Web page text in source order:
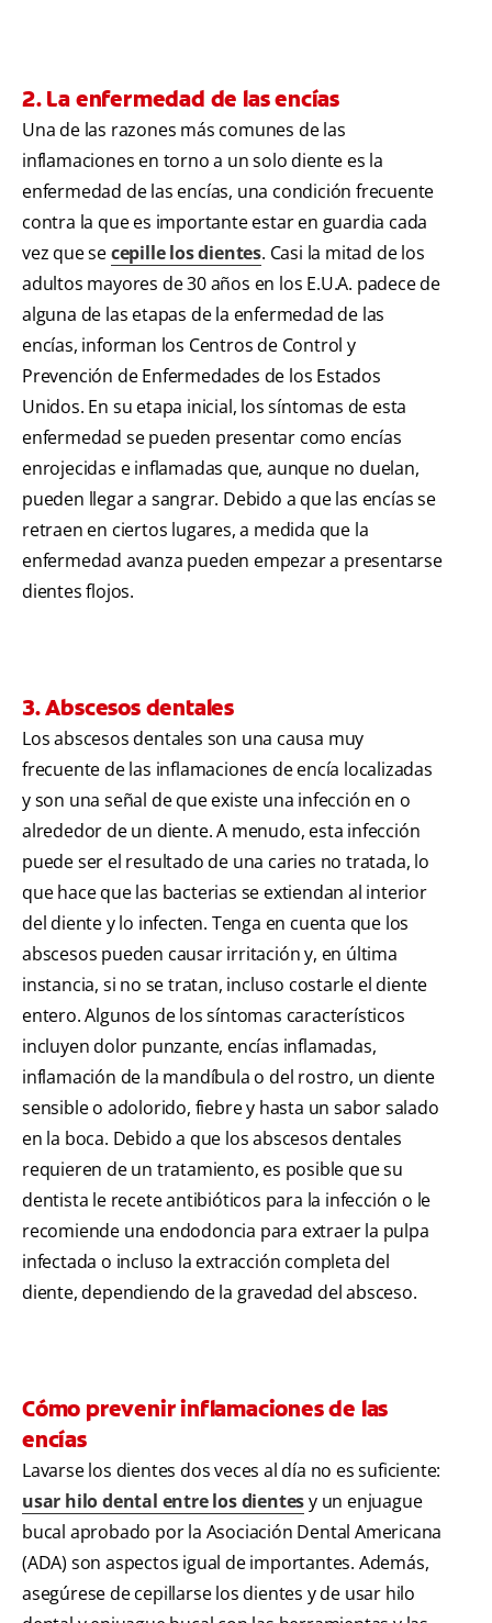
2. La enfermedad de las encías
Una de las razones más comunes de las
inflamaciones en torno a un solo diente es la
enfermedad de las encías, una condición frecuente
contra la que es importante estar en guardia cada
vez que secepille los dientes. Casi la mitad de los
adultos mayores de 30 años en los E.U.A. padece de
alguna de las etapas de la enfermedad de las
encías, informan los Centros de Control y
Prevención de Enfermedades de los Estados
Unidos. En su etapa inicial, los síntomas de esta
enfermedad se pueden presentar como encías
enrojecidas e inflamadas que, aunque no duelan,
pueden llegar a sangrar. Debido a que las encías se
retraen en ciertos lugares, a medida que la
enfermedad avanza pueden empezar a presentarse
dientes flojos.
3. Abscesos dentales
Los abscesos dentales son una causa muy
frecuente de las inflamaciones de encía localizadas
y son una señal de que existe una infección en o
alrededor de un diente. A menudo, esta infección
puede ser el resultado de una caries no tratada, lo
que hace que las bacterias se extiendan al interior
del diente y lo infecten. Tenga en cuenta que los
abscesos pueden causar irritación y, en última
instancia, si no se tratan, incluso costarle el diente
entero. Algunos de los síntomas característicos
incluyen dolor punzante, encías inflamadas,
inflamación de la mandíbula o del rostro, un diente
sensible o adolorido, fiebre y hasta un sabor salado
en la boca. Debido a que los abscesos dentales
requieren de un tratamiento, es posible que su
dentista le recete antibióticos para la infección o le
recomiende una endodoncia para extraer la pulpa
infectada o incluso la extracción completa del
diente, dependiendo de la gravedad del absceso.
Cómo prevenir inflamaciones de las
encías
Lavarse los dientes dos veces al día no es suficiente:
usar hilo dental entre los dientesy un enjuague
bucal aprobado por la Asociación Dental Americana
(ADA) son aspectos igual de importantes. Además,
asegúrese de cepillarse los dientes y de usar hilo